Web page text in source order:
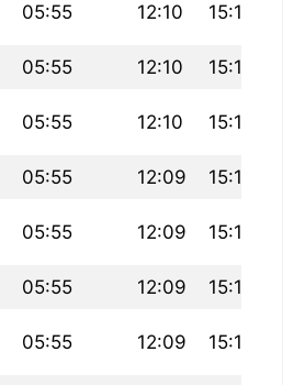
05:55 12:10 15:16
05:55 12:10 15:17
05:55 12:10 15:17
05:55 12:09 15:17
05:55 12:09 15:17
05:55 12:09 15:18
05:55 12:09 15:18